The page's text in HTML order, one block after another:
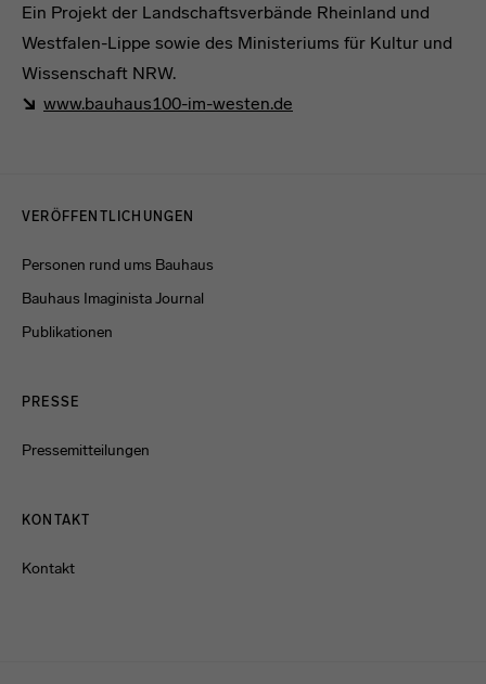
Ein Projekt der Landschaftsverbände Rheinland und
Westfalen-Lippe sowie des Ministeriums für Kultur und
Wissenschaft NRW.
www.bauhaus100-im-westen.de
VERÖFFENTLICHUNGEN
Personen rund ums Bauhaus
Bauhaus Imaginista Journal
Publikationen
PRESSE
Pressemitteilungen
KONTAKT
Kontakt